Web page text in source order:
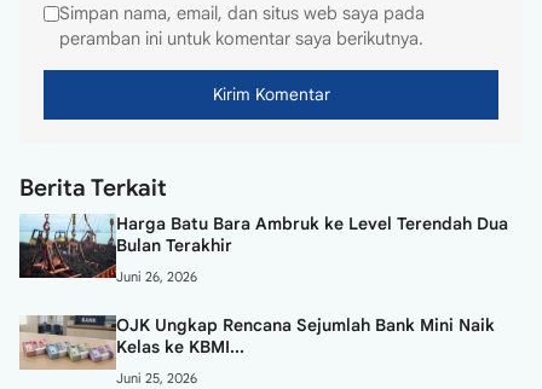
Simpan nama, email, dan situs web saya pada
peramban ini untuk komentar saya berikutnya.
Berita Terkait
Harga Batu Bara Ambruk ke Level Terendah Dua
Bulan Terakhir
Juni 26, 2026
OJK Ungkap Rencana Sejumlah Bank Mini Naik
Kelas ke KBMI...
Juni 25, 2026